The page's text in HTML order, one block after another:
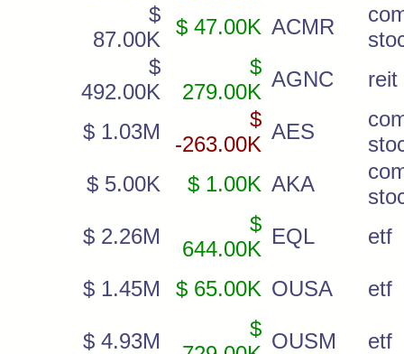
$
87.00K
$ 47.00K ACMR
$
492.00K
$
279.00K
AGNC reit
$ 1.03M
$
-263.00K
AES
$ 5.00K
$ 1.00K AKA
$ 2.26M
$
644.00K
EQL etf
$ 1.45M $ 65.00K OUSA etf
$ 4.93M
$
OUSM etf